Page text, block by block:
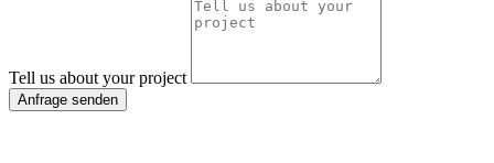
Tell us about your project
Anfrage senden